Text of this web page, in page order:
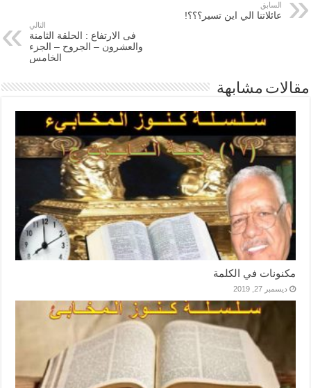
السابق
عائلاتنا الي اين تسير؟؟؟!
التالي
فى الارتفاع : الحلقة الثامنة
والعشرون – الجروح – الجزء
الخامس
مقالات مشابهة
مكنونات في الكلمة
ديسمبر 27, 2019